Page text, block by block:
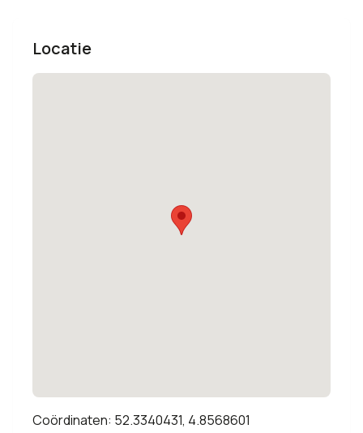
Locatie
Coördinaten: 52.3340431, 4.8568601